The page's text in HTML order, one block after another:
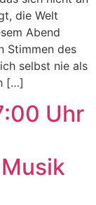
die Welt
Abend
Stimmen des
selbst nie als
[…]
Uhr